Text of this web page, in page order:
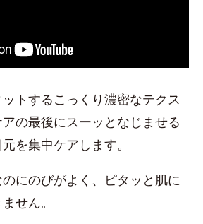
トするこっくり濃密なテクス
の最後にスーッとなじませる
を集中ケアします。
にのびがよく、ピタッと肌に
せん。